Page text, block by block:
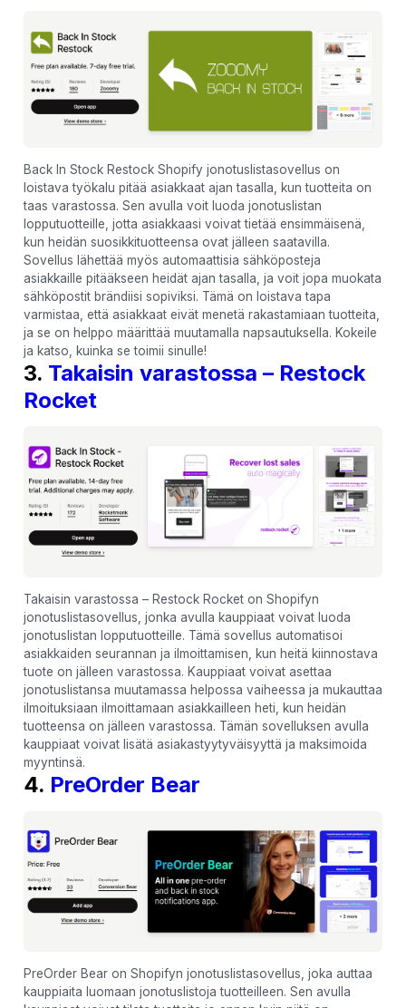
Back In Stock Restock Shopify jonotuslistasovellus on
loistava työkalu pitää asiakkaat ajan tasalla, kun tuotteita on
taas varastossa. Sen avulla voit luoda jonotuslistan
lopputuotteille, jotta asiakkaasi voivat tietää ensimmäisenä,
kun heidän suosikkituotteensa ovat jälleen saatavilla.
Sovellus lähettää myös automaattisia sähköposteja
asiakkaille pitääkseen heidät ajan tasalla, ja voit jopa muokata
sähköpostit brändiisi sopiviksi. Tämä on loistava tapa
varmistaa, että asiakkaat eivät menetä rakastamiaan tuotteita,
ja se on helppo määrittää muutamalla napsautuksella. Kokeile
ja katso, kuinka se toimii sinulle!
3. Takaisin varastossa – Restock
Rocket
Takaisin varastossa – Restock Rocket on Shopifyn
jonotuslistasovellus, jonka avulla kauppiaat voivat luoda
jonotuslistan lopputuotteille. Tämä sovellus automatisoi
asiakkaiden seurannan ja ilmoittamisen, kun heitä kiinnostava
tuote on jälleen varastossa. Kauppiaat voivat asettaa
jonotuslistansa muutamassa helpossa vaiheessa ja mukauttaa
ilmoituksiaan ilmoittamaan asiakkailleen heti, kun heidän
tuotteensa on jälleen varastossa. Tämän sovelluksen avulla
kauppiaat voivat lisätä asiakastyytyväisyyttä ja maksimoida
myyntinsä.
4. PreOrder Bear
PreOrder Bear on Shopifyn jonotuslistasovellus, joka auttaa
kauppiaita luomaan jonotuslistoja tuotteilleen. Sen avulla